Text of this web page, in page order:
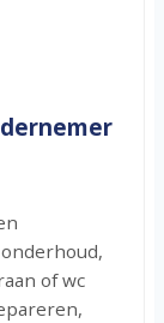
of wc